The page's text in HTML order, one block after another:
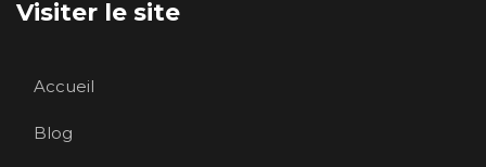
Visiter le site
Accueil
Blog